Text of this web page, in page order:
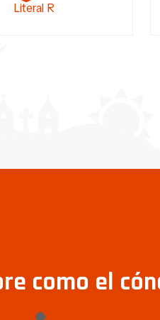
Literal R
como el